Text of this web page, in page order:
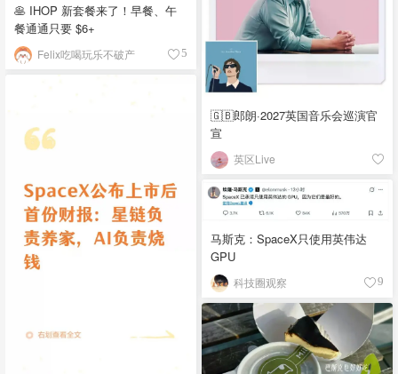
🥞 IHOP 新套餐来了！早餐、午
餐通通只要 $6+
Felix吃喝玩乐不破产 5
🇬🇧郎朗·2027英国音乐会巡演官
宣
英区Live
马斯克：SpaceX只使用英伟达
GPU
科技圈观察 9